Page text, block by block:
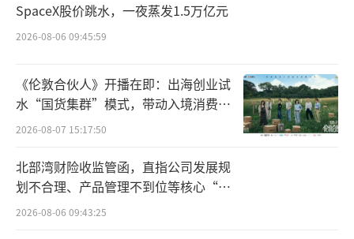
并在随后的十年间成为美国中西部家庭的“必
备电器”。到1927年，其位于艾奥瓦州牛顿的
工厂已生产了第100万台洗衣机。
吸尘器方面，胡佛（Hoover）公司在1908
年推出了第一款便携式电动吸尘器，除了发明
吸尘器，如今电商平台仍在推行的“七天免费
试用”服务，其最早推行者也是胡佛。当时，
为了推广吸尘器，其在《星期六晚邮报》上刊
SpaceX股价跳水，一夜蒸发1.5万亿元
2026-08-06 09:45:59
《伦敦合伙人》开播在即：出海创业试
水“国货集群”模式，带动入境消费反
向种草
2026-08-07 15:17:50
北部湾财险收监管函，直指公司发展规
划不合理、产品管理不到位等核心“痛
点”
2026-08-06 09:43:25